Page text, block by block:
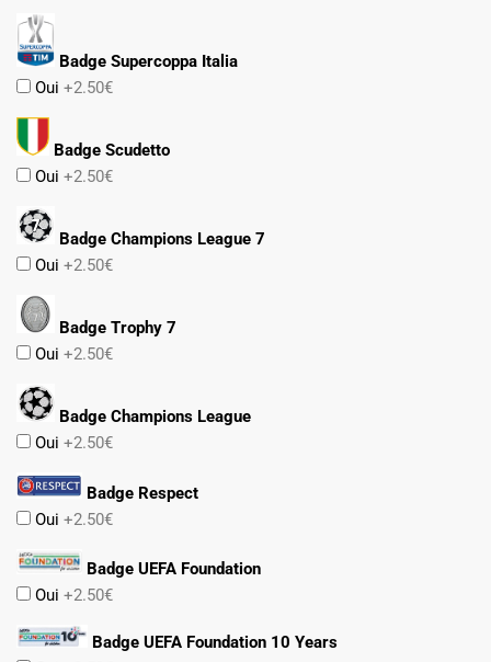
Badge Supercoppa Italia
Oui +2.50€
Badge Scudetto
Oui +2.50€
Badge Champions League 7
Oui +2.50€
Badge Trophy 7
Oui +2.50€
Badge Champions League
Oui +2.50€
Badge Respect
Oui +2.50€
Badge UEFA Foundation
Oui +2.50€
Badge UEFA Foundation 10 Years